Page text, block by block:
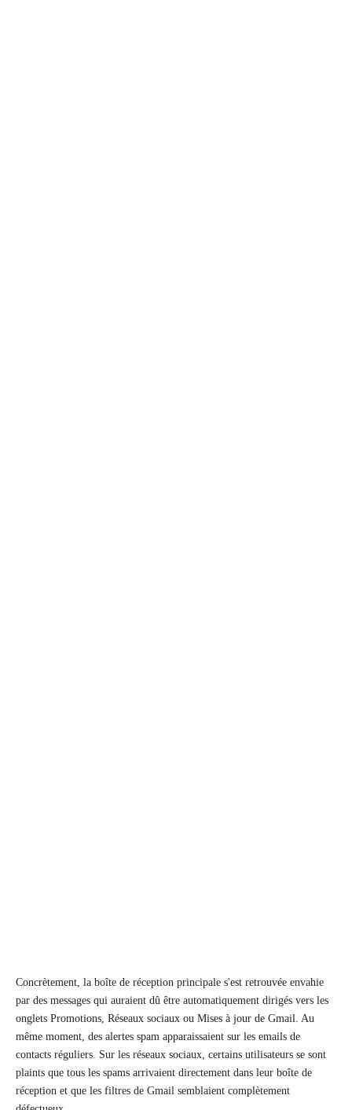
Concrètement, la boîte de réception principale s'est retrouvée envahie
par des messages qui auraient dû être automatiquement dirigés vers les
onglets Promotions, Réseaux sociaux ou Mises à jour de Gmail. Au
même moment, des alertes spam apparaissaient sur les emails de
contacts réguliers. Sur les réseaux sociaux, certains utilisateurs se sont
plaints que tous les spams arrivaient directement dans leur boîte de
réception et que les filtres de Gmail semblaient complètement